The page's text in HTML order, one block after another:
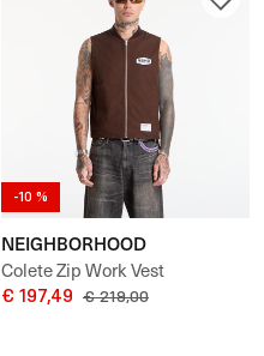
-10 %
NEIGHBORHOOD
Colete Zip Work Vest
€ 197,49 € 219,00